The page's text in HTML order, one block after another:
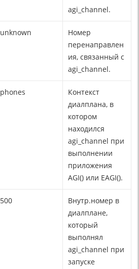
agi_channel.
unknown
Номер
перенаправлен
ия, связанный с
agi_channel.
phones
Контекст
диалплана, в
котором
находился
agi_channel при
выполнении
приложения
AGI() или EAGI().
500
Внутр.номер в
диалплане,
который
выполнял
agi_channel при
запуске